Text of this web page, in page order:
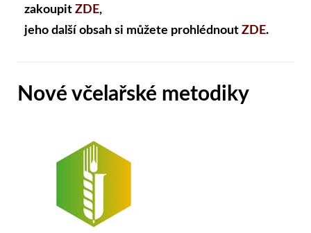
zakoupit ZDE,
jeho další obsah si můžete prohlédnout ZDE.
Nové včelařské metodiky